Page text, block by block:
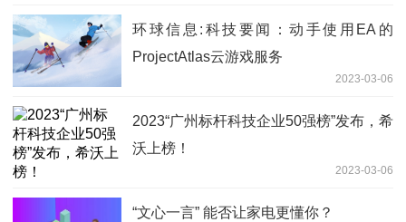
环球信息:科技要闻：动手使用EA的
ProjectAtlas云游戏服务
2023-03-06
2023“广州标杆科技企业50强榜”发布，希
沃上榜！
2023-03-06
“文心一言” 能否让家电更懂你？